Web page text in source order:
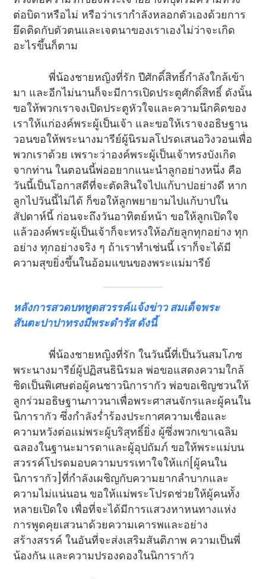
ต่อบิดาหรือไม่ หรือว่าเรากำลังหลอกตัวเองด้วยการ
ยึดติดกับตัวตนและเจตนาของเราเองไม่ว่าจะเกิด
อะไรขึ้นก็ตาม
พี่น้องชายหญิงที่รัก ปีศักดิ์สิทธิ์กำลังใกล้เข้า
มา และอีกไม่นานก็จะมีการเปิดประตูศักดิ์สิทธิ์ ดังนั้น
ขอให้พวกเราจงเปิดประตูหัวใจและความนึกคิดของ
เราให้แก่องค์พระผู้เป็นเจ้า และขอให้เราจงอธิษฐาน
วอนขอให้พระนางมารีย์ผู้นิรมลโปรดเสนอวิงวอนเพื่อ
พวกเราด้วย เพราะว่าองค์พระผู้เป็นเจ้าทรงบังเกิด
จากท่าน ในตอนนี้พ่ออยากแนะนำลูกอย่างหนึ่ง คือ
วันนี้เป็นโอกาสดีที่จะตัดสินใจไปแก้บาปอย่างดี หาก
ลูกไปวันนี้ไม่ได้ ก็ขอให้ลูกพยายามไปแก้บาปใน
สัปดาห์นี้ ก่อนจะถึงวันอาทิตย์หน้า ขอให้ลูกเปิดใจ
แล้วองค์พระผู้เป็นเจ้าก็จะทรงให้อภัยลูกทุกอย่าง ทุก
อย่าง ทุกอย่างจริง ๆ ถ้าเราทำเช่นนี้ เราก็จะได้มี
ความสุขยิ่งขึ้นในอ้อมแขนของพระแม่มารีย์
หลังการสวดบททูตสวรรค์แจ้งข่าว สมเด็จพระ
สันตะปาปาทรงมีพระดำรัส ดังนี้
พี่น้องชายหญิงที่รัก ในวันนี้ที่เป็นวันสมโภช
พระนางมารีย์ผู้ปฏิสนธินิรมล พ่อขอแสดงความใกล้
ชิดเป็นพิเศษต่อผู้คนชาวนิการากัว พ่อขอเชิญชวนให้
ลูกร่วมอธิษฐานภาวนาเพื่อพระศาสนจักรและผู้คนใน
นิการากัว ซึ่งกำลังร่ำร้องประกาศความเชื่อและ
ความหวังต่อแม่พระผู้บริสุทธิ์ยิ่ง ผู้ซึ่งพวกเขาเฉลิม
ฉลองในฐานะมารดาและผู้อุปถัมภ์ ขอให้พระแม่บน
สวรรค์โปรดมอบความบรรเทาใจให้แก่[ผู้คนใน
นิการากัว]ที่กำลังเผชิญกับความยากลำบากและ
ความไม่แน่นอน ขอให้แม่พระโปรดช่วยให้ผู้คนทั้ง
หลายเปิดใจ เพื่อที่จะได้มีการแสวงหาหนทางแห่ง
การพูดคุยเสวนาด้วยความเคารพและอย่าง
สร้างสรรค์ ในอันที่จะส่งเสริมสันติภาพ ความเป็นพี่
น้องกัน และความปรองดองในนิการากัว